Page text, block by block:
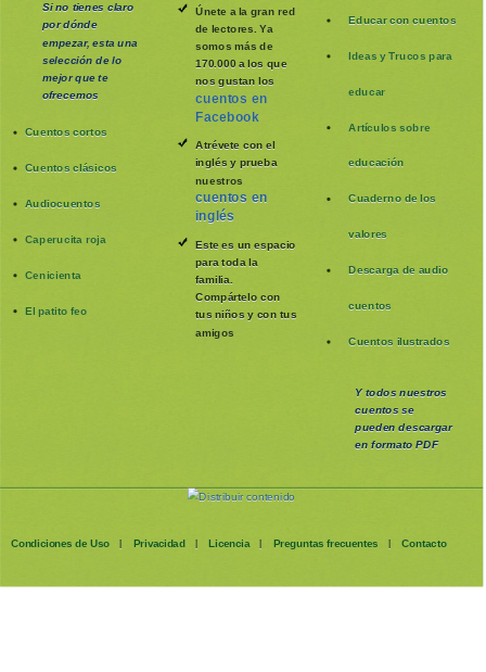
Si no tienes claro
por dónde
empezar, esta una
selección de lo
mejor que te
ofrecemos
Cuentos cortos
Cuentos clásicos
Audiocuentos
Caperucita roja
Cenicienta
El patito feo
Únete a la gran red
de lectores. Ya
somos más de
170.000 a los que
nos gustan los
cuentos en
Facebook
Atrévete con el
inglés y prueba
nuestros
cuentos en
inglés
Este es un espacio
para toda la
familia.
Compártelo con
tus niños y con tus
amigos
Educar con cuentos
Ideas y Trucos para
educar
Artículos sobre
educación
Cuaderno de los
valores
Descarga de audio
cuentos
Cuentos ilustrados
Y todos nuestros
cuentos se
puedendescargar
en formato PDF
Condiciones de Uso | Privacidad | Licencia | Preguntas frecuentes | Contacto